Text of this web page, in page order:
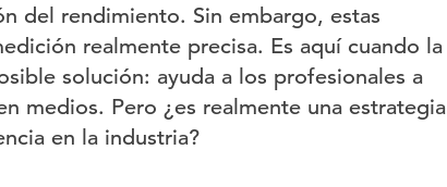
del rendimiento. Sin embargo, estas
realmente precisa. Es aquí cuando la
solución: ayuda a los profesionales a
medios. Pero ¿es realmente una estrategia
en la industria?